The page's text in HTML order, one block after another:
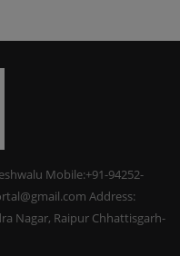
Mobile:+91-94252-
Address:
Nagar, Raipur Chhattisgarh-